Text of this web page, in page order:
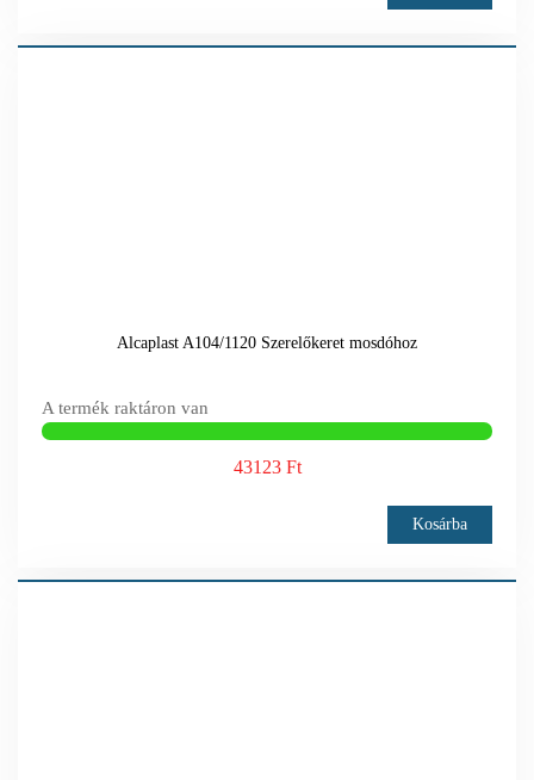
Alcaplast A104/1120 Szerelőkeret mosdóhoz
A termék raktáron van
43123 Ft
Kosárba